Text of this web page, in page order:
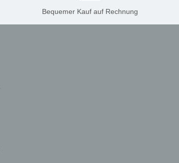
Bequemer Kauf auf Rechnung